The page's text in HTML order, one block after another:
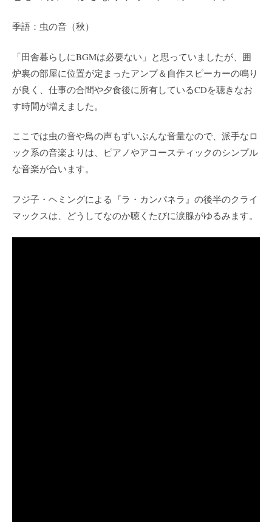
季語：虫の音（秋）
「田舎暮らしにBGMは必要ない」と思っていましたが、囲
炉裏の部屋に位置が定まったアンプ＆自作スピーカーの鳴り
が良く、仕事の合間や夕食後に所有しているCDを聴きなお
す時間が増えました。
ここでは虫の音や鳥の声もずいぶんな音量なので、派手なロ
ック系の音楽よりは、ピアノやアコースティックのシンプル
な音楽が合います。
フジ子・ヘミングによる『ラ・カンパネラ』の後半のクライ
マックスは、どうしてなのか聴くたびに涙腺がゆるみます。